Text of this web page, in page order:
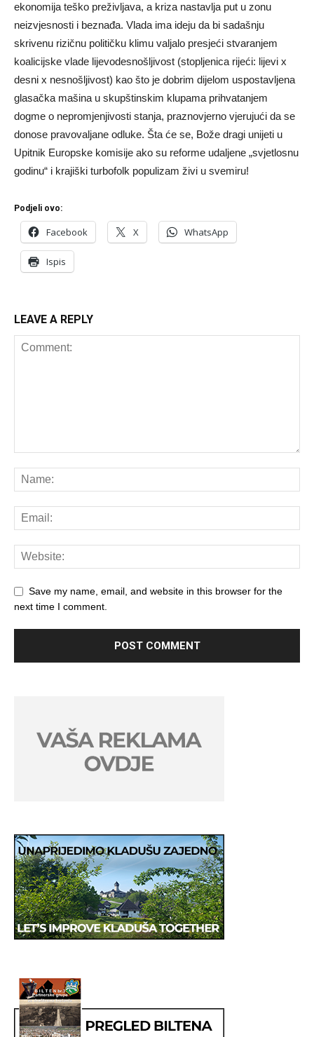
ekonomija teško preživljava, a kriza nastavlja put u zonu
neizvjesnosti i beznađa. Vlada ima ideju da bi sadašnju
skrivenu rizičnu političku klimu valjalo presjeći stvaranjem
koalicijske vlade lijevodesnošljivost (stopljenica rijeći: lijevi x
desni x nesnošljivost) kao što je dobrim dijelom uspostavljena
glasačka mašina u skupštinskim klupama prihvatanjem
dogme o nepromjenjivosti stanja, praznovjerno vjerujući da se
donose pravovaljane odluke. Šta će se, Bože dragi unijeti u
Upitnik Europske komisije ako su reforme udaljene „svjetlosnu
godinu“ i krajiški turbofolk populizam živi u svemiru!
Podjeli ovo:
Facebook X WhatsApp
Ispis
LEAVE A REPLY
Save my name, email, and website in this browser for the
next time I comment.